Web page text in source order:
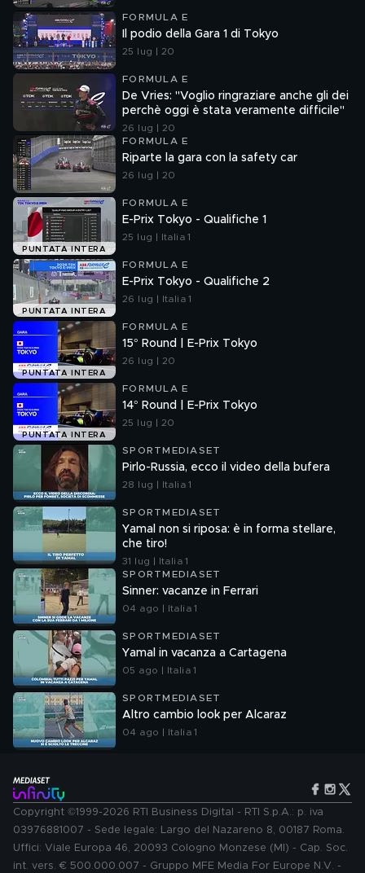
FORMULA E
Il podio della Gara 1 di Tokyo
25 lug | 20
FORMULA E
De Vries: "Voglio ringraziare anche gli dei
perchè oggi è stata veramente difficile"
26 lug | 20
FORMULA E
Riparte la gara con la safety car
26 lug | 20
PUNTATA INTERA
FORMULA E
E-Prix Tokyo - Qualifiche 1
25 lug | Italia 1
PUNTATA INTERA
FORMULA E
E-Prix Tokyo - Qualifiche 2
26 lug | Italia 1
PUNTATA INTERA
FORMULA E
15° Round | E-Prix Tokyo
26 lug | 20
PUNTATA INTERA
FORMULA E
14° Round | E-Prix Tokyo
25 lug | 20
SPORTMEDIASET
Pirlo-Russia, ecco il video della bufera
28 lug | Italia 1
SPORTMEDIASET
Yamal non si riposa: è in forma stellare,
che tiro!
31 lug | Italia 1
SPORTMEDIASET
Sinner: vacanze in Ferrari
04 ago | Italia 1
SPORTMEDIASET
Yamal in vacanza a Cartagena
05 ago | Italia 1
SPORTMEDIASET
Altro cambio look per Alcaraz
04 ago | Italia 1
Copyright ©1999-2026 RTI Business Digital - RTI S.p.A.: p. iva
03976881007 - Sede legale: Largo del Nazareno 8, 00187 Roma.
Uffici: Viale Europa 46, 20093 Cologno Monzese (MI) - Cap. Soc.
int. vers. € 500.000.007 - Gruppo MFE Media For Europe N.V. -